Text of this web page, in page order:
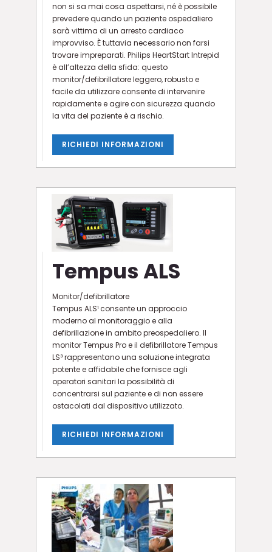
non si sa mai cosa aspettarsi, né è possibile
prevedere quando un paziente ospedaliero
sarà vittima di un arresto cardiaco
improvviso. È tuttavia necessario non farsi
trovare impreparati. Philips HeartStart Intrepid
è all’altezza della sfida: questo
monitor/defibrillatore leggero, robusto e
facile da utilizzare consente di intervenire
rapidamente e agire con sicurezza quando
la vita del paziente è a rischio.
RICHIEDI INFORMAZIONI
Tempus ALS
Monitor/defibrillatore
Tempus ALS¹ consente un approccio
moderno al monitoraggio e alla
defibrillazione in ambito preospedaliero. Il
monitor Tempus Pro e il defibrillatore Tempus
LS³ rappresentano una soluzione integrata
potente e affidabile che fornisce agli
operatori sanitari la possibilità di
concentrarsi sul paziente e di non essere
ostacolati dal dispositivo utilizzato.
RICHIEDI INFORMAZIONI